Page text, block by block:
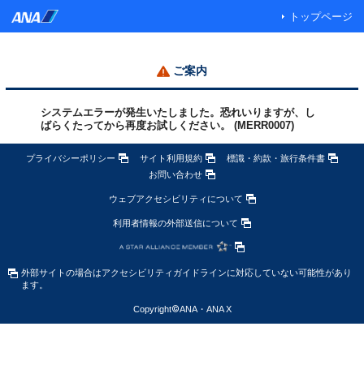
トップページ
ご案内
システムエラーが発生いたしました。恐れいりますが、し
ばらくたってから再度お試しください。 (MERR0007)
プライバシーポリシー サイト利用規約
標識・約款・旅行条件書
お問い合わせ
ウェブアクセシビリティについて
利用者情報の外部送信について
外部サイトの場合はアクセシビリティガイドラインに対応していない可能性があり
ます。
Copyright©ANA・ANA X